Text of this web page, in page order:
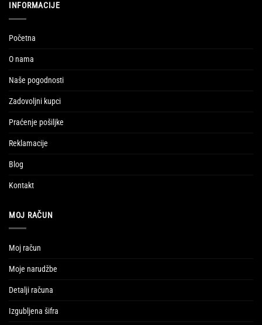
INFORMACIJE
Početna
O nama
Naše pogodnosti
Zadovoljni kupci
Praćenje pošiljke
Reklamacije
Blog
Kontakt
MOJ RAČUN
Moj račun
Moje narudžbe
Detalji računa
Izgubljena šifra